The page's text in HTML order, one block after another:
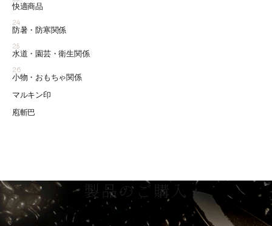
快適商品
24
防暑・防寒関係
25
水道・園芸・衛生関係
26
小物・おもちゃ関係
マルキン印
庖斬巴
製品のご購入